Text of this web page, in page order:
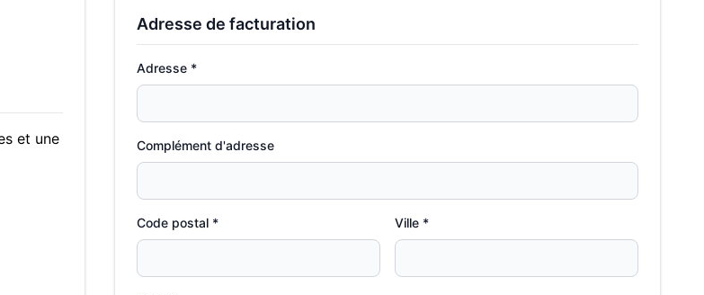
et une
Adresse de facturation
Adresse *
Complément d'adresse
Code postal * Ville *